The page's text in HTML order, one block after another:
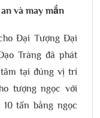
và may mắn
Đại Tượng Đại
Tràng đã phát
tại đúng vị trí
tượng ngọc với
tấn bằng ngọc